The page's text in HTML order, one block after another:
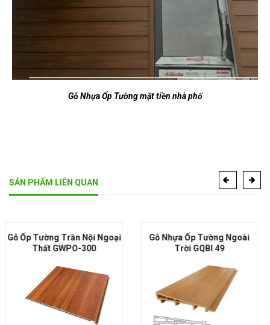
Gỗ Nhựa Ốp Tường mặt tiền nhà phố
SẢN PHẨM LIÊN QUAN
Gỗ Nhựa Ốp Tường Ngoài
Trời GQBI 49
Gỗ Nhựa Ốp Tường Ngoài
Trời GQBI 50